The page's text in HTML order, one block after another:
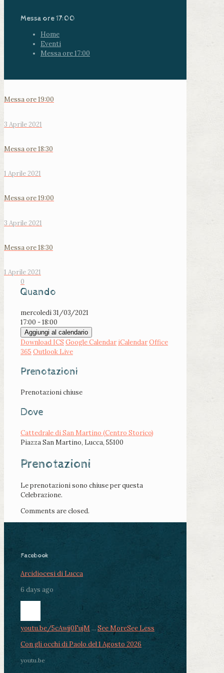
Messa ore 17:00
Home
Eventi
Messa ore 17:00
Messa ore 19:00
3 Aprile 2021
Messa ore 18:30
1 Aprile 2021
Messa ore 19:00
3 Aprile 2021
Messa ore 18:30
1 Aprile 2021
0
Quando
mercoledì 31/03/2021
17:00 - 18:00
Aggiungi al calendario
Download ICS Google Calendar iCalendarOffice
365 Outlook Live
Prenotazioni
Prenotazioni chiuse
Dove
Cattedrale di San Martino (Centro Storico)
Piazza San Martino, Lucca, 55100
Prenotazioni
Le prenotazioni sono chiuse per questa
Celebrazione.
Comments are closed.
Facebook
Arcidiocesi di Lucca
6 days ago
youtu.be/5cAwjj0FujM ... See MoreSee Less
Con gli occhi di Paolo del 1 Agosto 2026
youtu.be